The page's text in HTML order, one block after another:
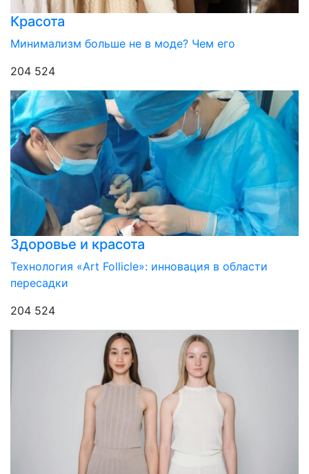
Красота
Минимализм больше не в моде? Чем его
204 524
Здоровье и красота
Технология «Art Follicle»: инновация в области
пересадки
204 524